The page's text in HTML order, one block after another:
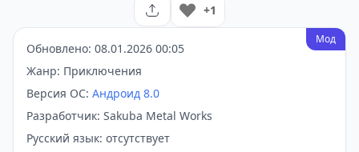
+1
Мод
Обновлено: 08.01.2026 00:05
Жанр: Приключения
Версия ОС: Андроид 8.0
Разработчик: Sakuba Metal Works
Русский язык: отсутствует